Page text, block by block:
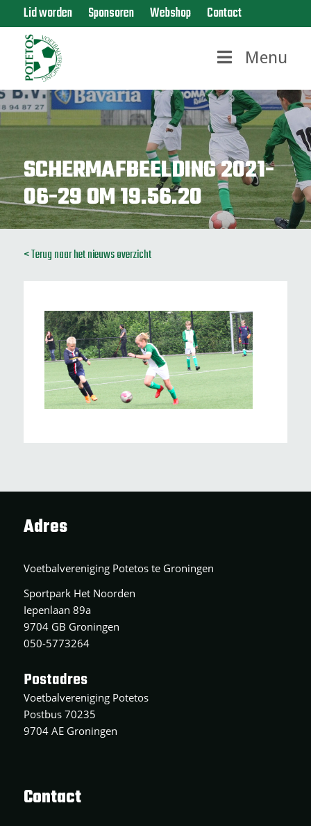
Lid worden Sponsoren Webshop Contact
Menu
SCHERMAFBEELDING 2021-
06-29 OM 19.56.20
< Terug naar het nieuws overzicht
Adres
Voetbalvereniging Potetos te Groningen
Sportpark Het Noorden
Iepenlaan 89a
9704 GB Groningen
050-5773264
Postadres
Voetbalvereniging Potetos
Postbus 70235
9704 AE Groningen
Contact